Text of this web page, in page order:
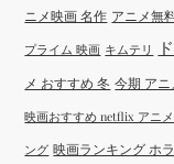
ニメ映画 名作 アニメ無
プライム 映画 キムテリ
メ おすすめ 冬 今期 ア
映画おすすめ netflix アニメ
ング 映画ランキング ホ